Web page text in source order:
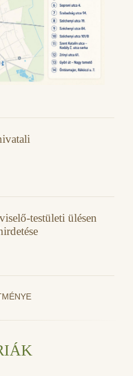
testületi ülésen